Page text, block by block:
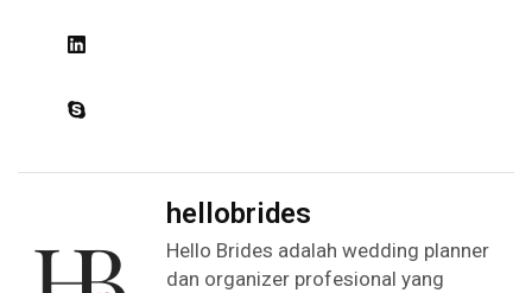
hellobrides
Hello Brides adalah wedding planner
dan organizer profesional yang